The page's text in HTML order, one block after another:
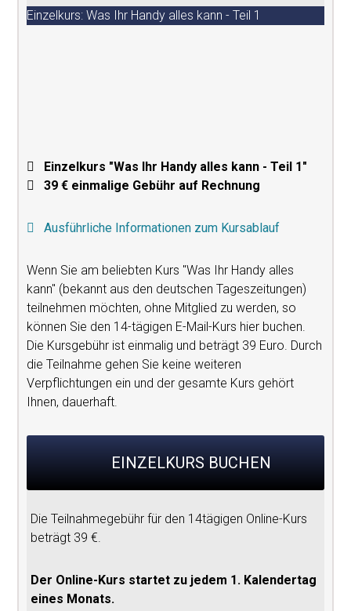
Einzelkurs: Was Ihr Handy alles kann - Teil 1
Einzelkurs "Was Ihr Handy alles kann - Teil 1"
39 € einmalige Gebühr auf Rechnung
Ausführliche Informationen zum Kursablauf
Wenn Sie am beliebten Kurs "Was Ihr Handy alles
kann" (bekannt aus den deutschen Tageszeitungen)
teilnehmen möchten, ohne Mitglied zu werden, so
können Sie den 14-tägigen E-Mail-Kurs hier buchen.
Die Kursgebühr ist einmalig und beträgt 39 Euro. Durch
die Teilnahme gehen Sie keine weiteren
Verpflichtungen ein und der gesamte Kurs gehört
Ihnen, dauerhaft.
EINZELKURS BUCHEN
Die Teilnahmegebühr für den 14tägigen Online-Kurs
beträgt 39 €.
Der Online-Kurs startet zu jedem 1. Kalendertag
eines Monats.